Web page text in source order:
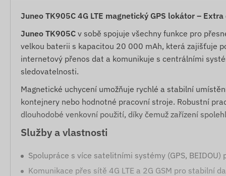
Juneo TK905C 4G LTE magnetický GPS lokátor –
Juneo TK905C v sobě spojuje všechny funkce pro
velkou baterii s kapacitou 20 000 mAh, která zajišťuje
internetový přenos dat a komunikuje s centrálními
sledovatelnosti.
Magnetické uchycení umožňuje rychlé a stabilní
kontejnery nebo hodnotné pracovní stroje. Robustní
dlouhodobé venkovní použití, díky čemuž zařízení
Služby a vlastnosti
Spolupráce s více satelitními systémy (GPS,
Komunikace přes sítě 4G LTE a 2G GSM pro stabilní